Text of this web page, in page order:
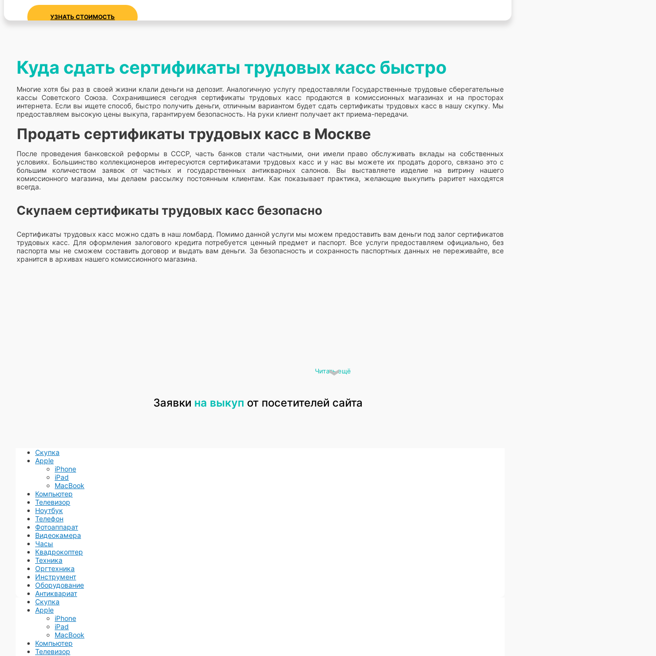
УЗНАТЬ СТОИМОСТЬ
Куда сдать сертификаты трудовых касс быстро
Многие хотя бы раз в своей жизни клали деньги на депозит. Аналогичную услугу предоставляли Государственные трудовые сберегательные
кассы Советского Союза. Сохранившиеся сегодня сертификаты трудовых касс продаются в комиссионных магазинах и на просторах
интернета. Если вы ищете способ, быстро получить деньги, отличным вариантом будет сдать сертификаты трудовых касс в нашу скупку. Мы
предоставляем высокую цены выкупа, гарантируем безопасность. На руки клиент получает акт приема-передачи.
Продать сертификаты трудовых касс в Москве
После проведения банковской реформы в СССР, часть банков стали частными, они имели право обслуживать вклады на собственных
условиях. Большинство коллекционеров интересуются сертификатами трудовых касс и у нас вы можете их продать дорого, связано это с
большим количеством заявок от частных и государственных антикварных салонов. Вы выставляете изделие на витрину нашего
комиссионного магазина, мы делаем рассылку постоянным клиентам. Как показывает практика, желающие выкупить раритет находятся
всегда.
Скупаем сертификаты трудовых касс безопасно
Сертификаты трудовых касс можно сдать в наш ломбард. Помимо данной услуги мы можем предоставить вам деньги под залог сертификатов
трудовых касс. Для оформления залогового кредита потребуется ценный предмет и паспорт. Все услуги предоставляем официально, без
паспорта мы не сможем составить договор и выдать вам деньги. За безопасность и сохранность паспортных данных не переживайте, все
хранится в архивах нашего комиссионного магазина.
Читать ещё
Заявки на выкуп от посетителей сайта
Скупка
Apple
iPhone
iPad
MacBook
Компьютер
Телевизор
Ноутбук
Телефон
Фотоаппарат
Видеокамера
Часы
Квадрокоптер
Техника
Оргтехника
Инструмент
Оборудование
Антиквариат
Скупка
Apple
iPhone
iPad
MacBook
Компьютер
Телевизор